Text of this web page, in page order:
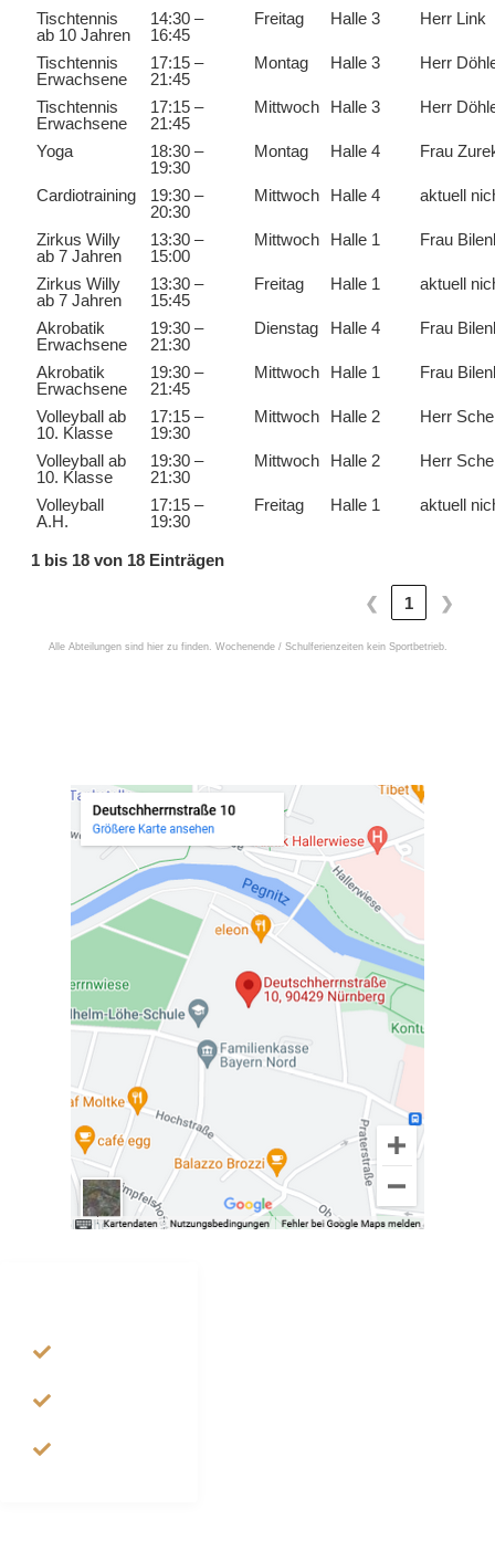
Tischtennis
ab 10 Jahren
14:30 –
16:45
Freitag Halle 3 Herr Link
Tischtennis
Erwachsene
17:15 –
21:45
Montag Halle 3 Herr
Tischtennis
Erwachsene
17:15 –
21:45
Mittwoch Halle 3 Herr
Yoga
18:30 –
19:30
Montag Halle 4 Frau
Cardiotraining
19:30 –
20:30
Mittwoch Halle 4 aktuell
Zirkus Willy
ab 7 Jahren
13:30 –
15:00
Mittwoch Halle 1 Frau
Zirkus Willy
ab 7 Jahren
13:30 –
15:45
Freitag Halle 1 aktuell
Akrobatik
Erwachsene
19:30 –
21:30
Dienstag Halle 4 Frau
Akrobatik
Erwachsene
19:30 –
21:45
Mittwoch Halle 1 Frau
Volleyball ab
10. Klasse
17:15 –
19:30
Mittwoch Halle 2 Herr
Volleyball ab
10. Klasse
19:30 –
21:30
Mittwoch Halle 2 Herr
Volleyball
A.H.
17:15 –
19:30
Freitag Halle 1 aktuell
1 bis 18 von 18 Einträgen
❮ 1 ❯
Alle Abteilungen sind hier zu finden. Wochenende / Schulferienzeiten kein Sportbetrieb.